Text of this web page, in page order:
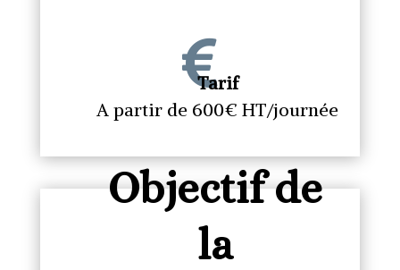

Tarif
A partir de 600€ HT/journée
Objectif de
la